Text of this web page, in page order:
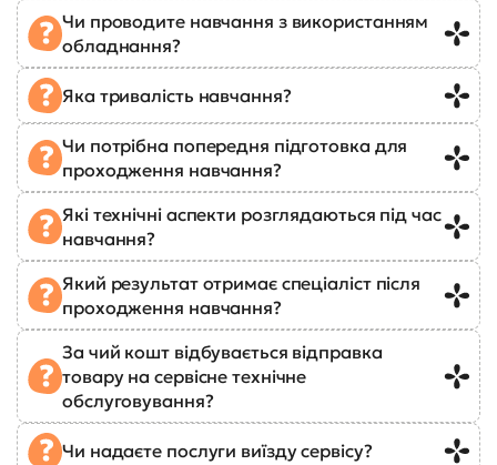
Чи проводите навчання з використанням
обладнання?
Яка тривалість навчання?
Чи потрібна попередня підготовка для
проходження навчання?
Які технічні аспекти розглядаються під час
навчання?
Який результат отримає спеціаліст після
проходження навчання?
За чий кошт відбувається відправка
товару на сервісне технічне
обслуговування?
Чи надаєте послуги виїзду сервісу?